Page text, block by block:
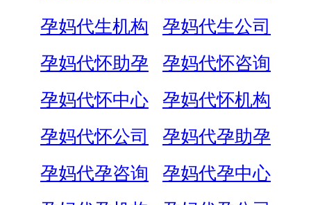
孕妈代生机构
孕妈代生公司
孕妈代怀助孕
孕妈代怀咨询
孕妈代怀中心
孕妈代怀机构
孕妈代怀公司
孕妈代孕助孕
孕妈代孕咨询
孕妈代孕中心